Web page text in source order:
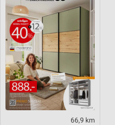
66,9 km